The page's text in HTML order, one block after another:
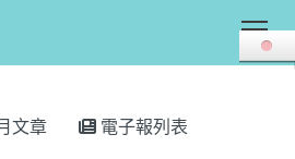
文章 電子報列表